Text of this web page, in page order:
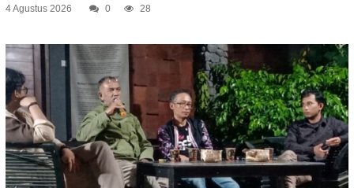
4 Agustus 2026 0 28